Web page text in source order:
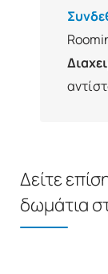
Δείτε
δωμάτια